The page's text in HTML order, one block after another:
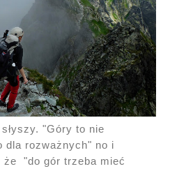
"Góry to nie
dla rozważnych" no i
"do gór trzeba mieć